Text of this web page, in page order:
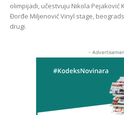
olimpijadi, učestvuju Nikola Pejaković
Đorđe Miljenović Vinyl stage,
drugi.
-